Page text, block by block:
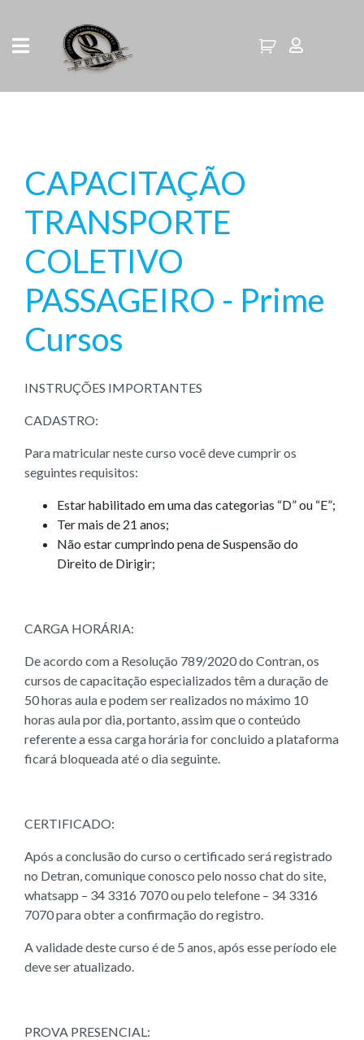
CAPACITAÇÃO
TRANSPORTE
COLETIVO
PASSAGEIRO - Prime
Cursos
INSTRUÇÕES IMPORTANTES
CADASTRO:
Para matricular neste curso você deve cumprir os
seguintes requisitos:
Estar habilitado em uma das categorias “D” ou “E”;
Ter mais de 21 anos;
Não estar cumprindo pena de Suspensão do
Direito de Dirigir;
CARGA HORÁRIA:
De acordo com a Resolução 789/2020 do Contran, os
cursos de capacitação especializados têm a duração de
50 horas aula e podem ser realizados no máximo 10
horas aula por dia, portanto, assim que o conteúdo
referente a essa carga horária for concluido a plataforma
ficará bloqueada até o dia seguinte.
CERTIFICADO:
Após a conclusão do curso o certificado será registrado
no Detran, comunique conosco pelo nosso chat do site,
whatsapp – 34 3316 7070 ou pelo telefone – 34 3316
7070 para obter a confirmação do registro.
A validade deste curso é de 5 anos, após esse período ele
deve ser atualizado.
PROVA PRESENCIAL: